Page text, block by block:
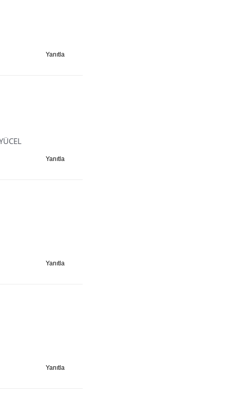
Yanıtla
Yanıtla
Yanıtla
Yanıtla